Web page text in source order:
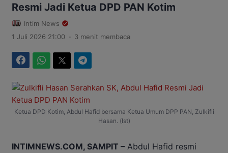
Resmi Jadi Ketua DPD PAN Kotim
Intim News
1 Juli 2026 21:00 . 3 menit membaca
Ketua DPD Kotim, Abdul Hafid bersama Ketua Umum DPP PAN, Zulkifli
Hasan. (Ist)
INTIMNEWS.COM, SAMPIT – Abdul Hafid resmi